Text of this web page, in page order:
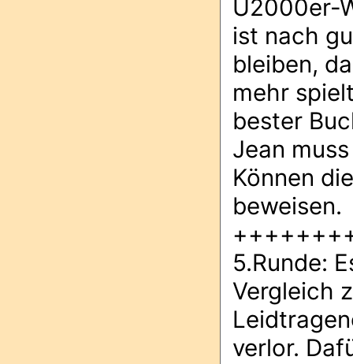
U2000er-
ist nach
bleiben,
mehr
bester
Jean
Können
beweisen.
5.Runde:
Vergleich
verlor.